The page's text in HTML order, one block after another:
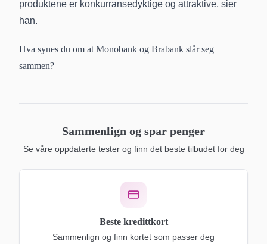
produktene er konkurransedyktige og attraktive, sier
han.
Hva synes du om at Monobank og Brabank slår seg
sammen?
Sammenlign og spar penger
Se våre oppdaterte tester og finn det beste tilbudet for deg
Beste kredittkort
Sammenlign og finn kortet som passer deg